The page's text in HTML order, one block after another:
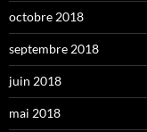
octobre 2018
septembre 2018
juin 2018
mai 2018